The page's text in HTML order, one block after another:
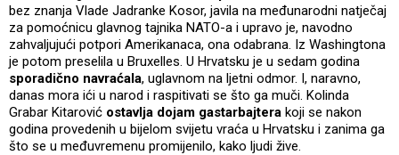
bez znanja Vlade Jadranke Kosor, javila na međunarodni natječaj
za pomoćnicu glavnog tajnika NATO-a i upravo je, navodno
zahvaljujući potpori Amerikanaca, ona odabrana. Iz Washingtona
je potom preselila u Bruxelles. U Hrvatsku je u sedam godina
sporadično navraćala, uglavnom na ljetni odmor. I, naravno,
danas mora ići u narod i raspitivati se što ga muči. Kolinda
Grabar Kitarović ostavlja dojam gastarbajtera koji se nakon
godina provedenih u bijelom svijetu vraća u Hrvatsku i zanima ga
što se u međuvremenu promijenilo, kako ljudi žive.